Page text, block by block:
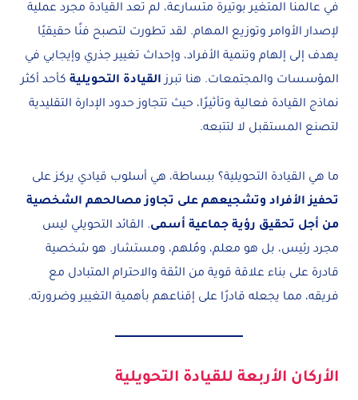
في عالمنا المتغير بوتيرة متسارعة، لم تعد القيادة مجرد عملية
لإصدار الأوامر وتوزيع المهام. لقد تطورت لتصبح فنًا حقيقيًا
يهدف إلى إلهام وتنمية الأفراد، وإحداث تغيير جذري وإيجابي في
المؤسسات والمجتمعات. هنا تبرزالقيادة التحويلية كأحد أكثر
نماذج القيادة فعالية وتأثيرًا، حيث تتجاوز حدود الإدارة التقليدية
لتصنع المستقبل لا لتتبعه.
ما هي القيادة التحويلية؟ ببساطة، هي أسلوب قيادي يركز على
تحفيز الأفراد وتشجيعهم على تجاوز مصالحهم الشخصية
من أجل تحقيق رؤية جماعية أسمى. القائد التحويلي ليس
مجرد رئيس، بل هو معلم، ومُلهم، ومستشار. هو شخصية
قادرة على بناء علاقة قوية من الثقة والاحترام المتبادل مع
فريقه، مما يجعله قادرًا على إقناعهم بأهمية التغيير وضرورته.
الأركان الأربعة للقيادة التحويلية